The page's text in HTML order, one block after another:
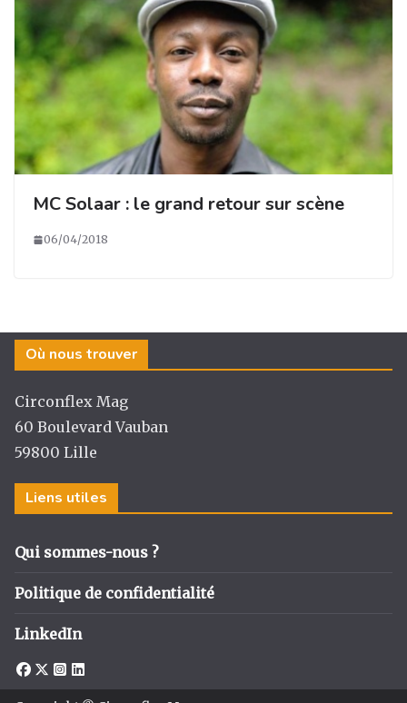
MC Solaar : le grand retour sur scène
06/04/2018
Où nous trouver
Circonflex Mag
60 Boulevard Vauban
59800 Lille
Liens utiles
Qui sommes-nous ?
Politique de confidentialité
LinkedIn